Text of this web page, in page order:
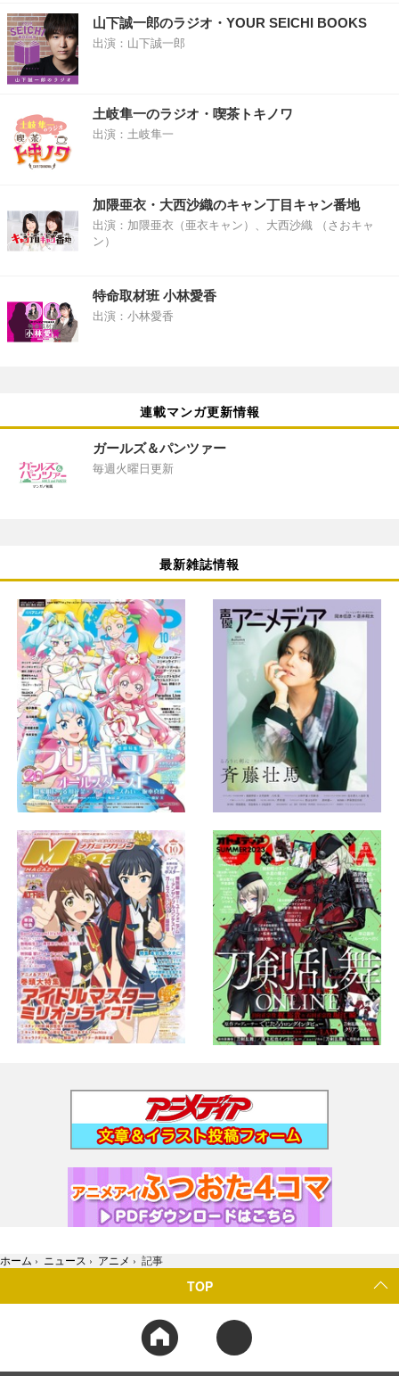
山下誠一郎のラジオ・YOUR SEICHI BOOKS
出演：山下誠一郎
土岐隼一のラジオ・喫茶トキノワ
出演：土岐隼一
加隈亜衣・大西沙織のキャン丁目キャン番地
出演：加隈亜衣（亜衣キャン）、大西沙織 （さおキャ
ン）
特命取材班 小林愛香
出演：小林愛香
連載マンガ更新情報
ガールズ＆パンツァー
毎週火曜日更新
最新雑誌情報
ホーム › ニュース › アニメ › 記事
TOP